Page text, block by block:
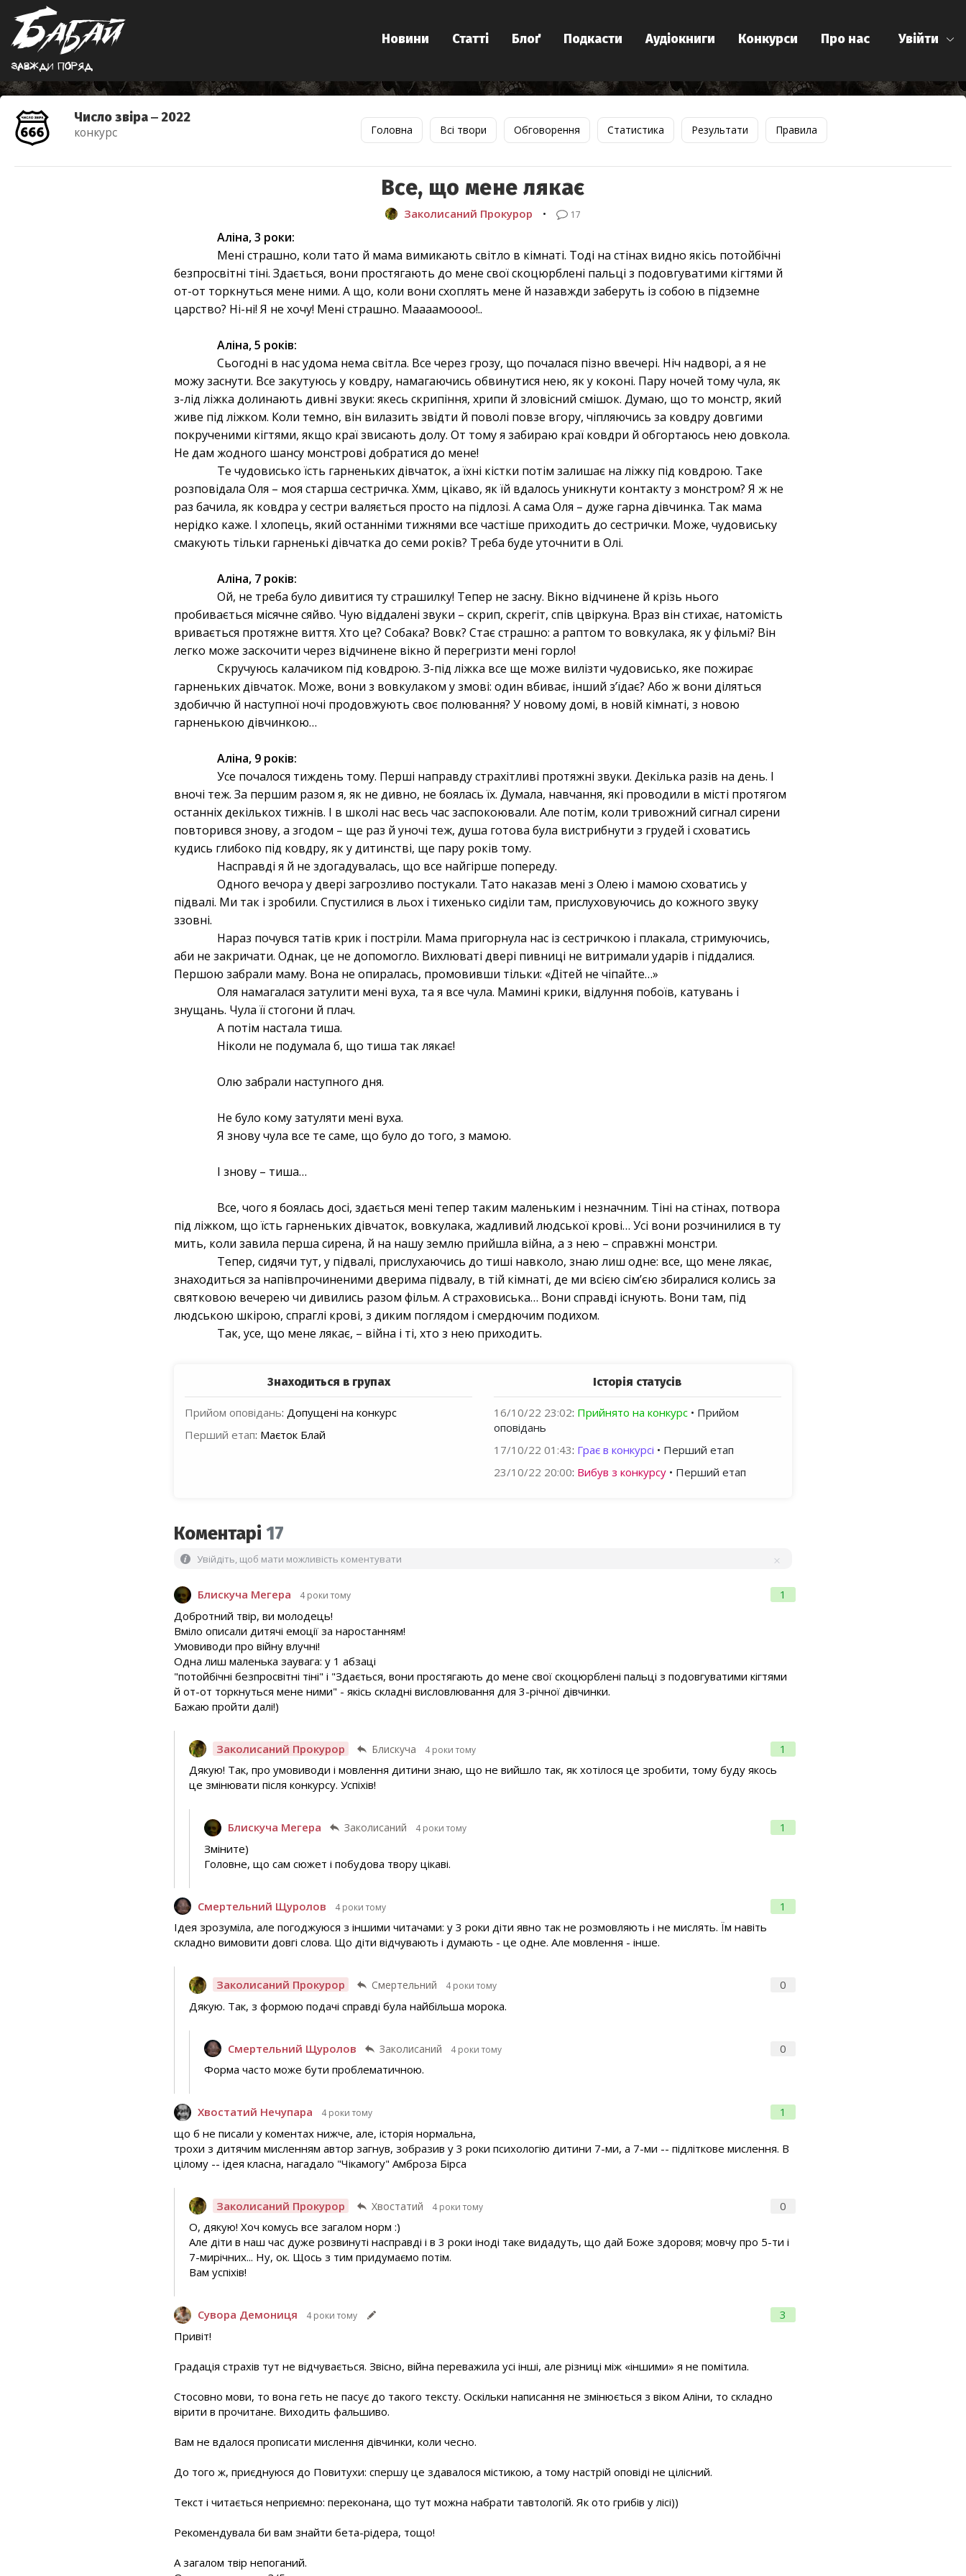
Завжди поряд
Увійти
Новини Статті Блоґ Подкасти Аудіокниги Конкурси Про нас
Число звіра ‒ 2022
конкурс Головна Всі твори Обговорення Статистика Результати Правила
Все, що мене лякає
Заколисаний Прокурор • 17
Аліна, 3 роки:
Мені страшно, коли тато й мама вимикають світло в кімнаті. Тоді на стінах видно якісь потойбічні
безпросвітні тіні. Здається, вони простягають до мене свої скоцюрблені пальці з подовгуватими кігтями й
от-от торкнуться мене ними. А що, коли вони схоплять мене й назавжди заберуть із собою в підземне
царство? Ні-ні! Я не хочу! Мені страшно. Маааамоооо!..
Аліна, 5 років:
Сьогодні в нас удома нема світла. Все через грозу, що почалася пізно ввечері. Ніч надворі, а я не
можу заснути. Все закутуюсь у ковдру, намагаючись обвинутися нею, як у коконі. Пару ночей тому чула, як
з-лід ліжка долинають дивні звуки: якесь скрипіння, хрипи й зловісний смішок. Думаю, що то монстр, який
живе під ліжком. Коли темно, він вилазить звідти й поволі повзе вгору, чіпляючись за ковдру довгими
покрученими кігтями, якщо краї звисають долу. От тому я забираю краї ковдри й обгортаюсь нею довкола.
Не дам жодного шансу монстрові добратися до мене!
Те чудовисько їсть гарненьких дівчаток, а їхні кістки потім залишає на ліжку під ковдрою. Таке
розповідала Оля – моя старша сестричка. Хмм, цікаво, як їй вдалось уникнути контакту з монстром? Я ж не
раз бачила, як ковдра у сестри валяється просто на підлозі. А сама Оля – дуже гарна дівчинка. Так мама
нерідко каже. І хлопець, який останніми тижнями все частіше приходить до сестрички. Може, чудовиську
смакують тільки гарненькі дівчатка до семи років? Треба буде уточнити в Олі.
Аліна, 7 років:
Ой, не треба було дивитися ту страшилку! Тепер не засну. Вікно відчинене й крізь нього
пробивається місячне сяйво. Чую віддалені звуки – скрип, скрегіт, спів цвіркуна. Враз він стихає, натомість
вривається протяжне виття. Хто це? Собака? Вовк? Стає страшно: а раптом то вовкулака, як у фільмі? Він
легко може заскочити через відчинене вікно й перегризти мені горло!
Скручуюсь калачиком під ковдрою. З-під ліжка все ще може вилізти чудовисько, яке пожирає
гарненьких дівчаток. Може, вони з вовкулаком у змові: один вбиває, інший з’їдає? Або ж вони діляться
здобиччю й наступної ночі продовжують своє полювання? У новому домі, в новій кімнаті, з новою
гарненькою дівчинкою…
Аліна, 9 років:
Усе почалося тиждень тому. Перші направду страхітливі протяжні звуки. Декілька разів на день. І
вночі теж. За першим разом я, як не дивно, не боялась їх. Думала, навчання, які проводили в місті протягом
останніх декількох тижнів. І в школі нас весь час заспокоювали. Але потім, коли тривожний сигнал сирени
повторився знову, а згодом – ще раз й уночі теж, душа готова була вистрибнути з грудей і сховатись
кудись глибоко під ковдру, як у дитинстві, ще пару років тому.
Насправді я й не здогадувалась, що все найгірше попереду.
Одного вечора у двері загрозливо постукали. Тато наказав мені з Олею і мамою сховатись у
підвалі. Ми так і зробили. Спустилися в льох і тихенько сиділи там, прислуховуючись до кожного звуку
ззовні.
Нараз почувся татів крик і постріли. Мама пригорнула нас із сестричкою і плакала, стримуючись,
аби не закричати. Однак, це не допомогло. Вихлюваті двері пивниці не витримали ударів і піддалися.
Першою забрали маму. Вона не опиралась, промовивши тільки: «Дітей не чіпайте…»
Оля намагалася затулити мені вуха, та я все чула. Мамині крики, відлуння побоїв, катувань і
знущань. Чула її стогони й плач.
А потім настала тиша.
Ніколи не подумала б, що тиша так лякає!
Олю забрали наступного дня.
Не було кому затуляти мені вуха.
Я знову чула все те саме, що було до того, з мамою.
І знову – тиша…
Все, чого я боялась досі, здається мені тепер таким маленьким і незначним. Тіні на стінах, потвора
під ліжком, що їсть гарненьких дівчаток, вовкулака, жадливий людської крові… Усі вони розчинилися в ту
мить, коли завила перша сирена, й на нашу землю прийшла війна, а з нею – справжні монстри.
Тепер, сидячи тут, у підвалі, прислухаючись до тиші навколо, знаю лиш одне: все, що мене лякає,
знаходиться за напівпрочиненими дверима підвалу, в тій кімнаті, де ми всією сім’єю збиралися колись за
святковою вечерею чи дивились разом фільм. А страховиська… Вони справді існують. Вони там, під
людською шкірою, спраглі крові, з диким поглядом і смердючим подихом.
Так, усе, що мене лякає, – війна і ті, хто з нею приходить.
Знаходиться в групах
Прийом оповідань:Допущені на конкурс
Перший етап: Маєток Блай
Історія статусів
16/10/22 23:02: Прийнято на конкурс• Прийом
оповідань
17/10/22 01:43: Грає в конкурсі • Перший етап
23/10/22 20:00: Вибув з конкурсу• Перший етап
Коментарі17
Увійдіть, щоб мати можливість коментувати
Блискуча Мегера 4 роки тому
1
Добротний твір, ви молодець!
Вміло описали дитячі емоції за наростанням!
Умовиводи про війну влучні!
Одна лиш маленька заувага: у 1 абзаці
"потойбічні безпросвітні тіні" і "Здається, вони простягають до мене свої скоцюрблені пальці з подовгуватими кігтями
й от-от торкнуться мене ними" - якісь складні висловлювання для 3-річної дівчинки.
Бажаю пройти далі!)
Заколисаний Прокурор Блискуча 4 роки тому
1
Дякую! Так, про умовиводи і мовлення дитини знаю, що не вийшло так, як хотілося це зробити, тому буду якось
це змінювати після конкурсу. Успіхів!
Блискуча Мегера Заколисаний 4 роки тому
1
Зміните)
Головне, що сам сюжет і побудова твору цікаві.
Смертельний Щуролов 4 роки тому
1
Ідея зрозуміла, але погоджуюся з іншими читачами: у 3 роки діти явно так не розмовляють і не мислять. Їм навіть
складно вимовити довгі слова. Що діти відчувають і думають - це одне. Але мовлення - інше.
Заколисаний Прокурор Смертельний 4 роки тому
0
Дякую. Так, з формою подачі справді була найбільша морока.
Смертельний Щуролов Заколисаний 4 роки тому
0
Форма часто може бути проблематичною.
Хвостатий Нечупара 4 роки тому
1
що б не писали у коментах нижче, але, історія нормальна,
трохи з дитячим мисленням автор загнув, зобразив у 3 роки психологію дитини 7-ми, а 7-ми -- підліткове мислення. В
цілому -- ідея класна, нагадало "Чікамогу" Амброза Бірса
Заколисаний Прокурор Хвостатий 4 роки тому
0
О, дякую! Хоч комусь все загалом норм :)
Але діти в наш час дуже розвинуті насправді і в 3 роки іноді таке видадуть, що дай Боже здоровя; мовчу про 5-ти і
7-мирічних... Ну, ок. Щось з тим придумаємо потім.
Вам успіхів!
Сувора Демониця 4 роки тому
3
Привіт!
Градація страхів тут не відчувається. Звісно, війна переважила усі інші, але різниці між «іншими» я не помітила.
Стосовно мови, то вона геть не пасує до такого тексту. Оскільки написання не змінюється з віком Аліни, то складно
вірити в прочитане. Виходить фальшиво.
Вам не вдалося прописати мислення дівчинки, коли чесно.
До того ж, приєднуюся до Повитухи: спершу це здавалося містикою, а тому настрій оповіді не цілісний.
Текст і читається неприємно: переконана, що тут можна набрати тавтологій. Як ото грибів у лісі))
Рекомендувала би вам знайти бета-рідера, тощо!
А загалом твір непоганий.